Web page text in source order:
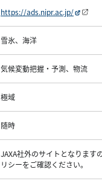
https://ads.nipr.ac.jp/
雪氷、海洋
気候変動把握・予測、物流
極域
随時
JAXA社外のサイトとなります
リシーをご確認ください。